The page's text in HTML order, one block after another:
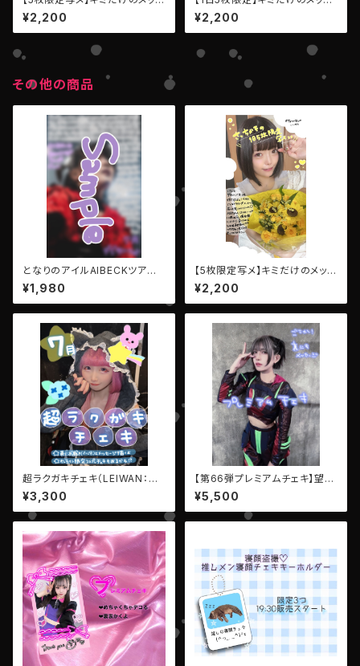
ージ写メ【AIBECK・大神のん】
¥2,200
ージ写メ【LEIWAN・澪・モンス
ター】
¥2,200
その他の商品
となりのアイルAIBECKツアー
ファイナル【デジタルメッセージP
hoto】
¥1,980
【5枚限定写メ】キミだけのメッセ
ージ写メ【AIBECK・塩藤さや
の】
¥2,200
超ラクガキチェキ（LEIWAN：卯
月アヤカ）
¥3,300
【第66弾プレミアムチェキ】望月
しの（EMPATHY）
¥5,500